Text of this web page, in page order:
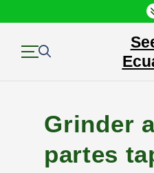
a
Grinder
partes